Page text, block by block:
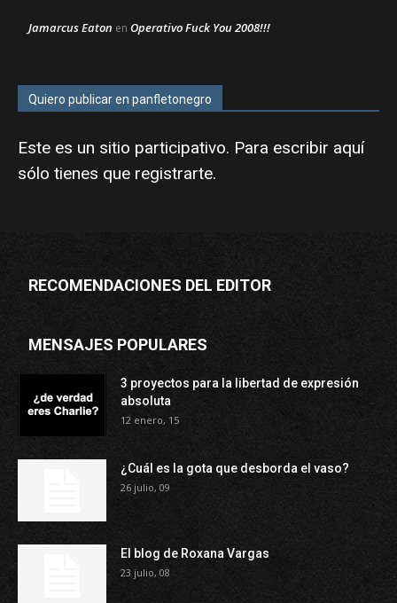
Jamarcus Eaton en Operativo Fuck You 2008!!!
Quiero publicar en panfletonegro
Este es un sitio participativo. Para escribir aquí
sólo tienes que registrarte.
RECOMENDACIONES DEL EDITOR
MENSAJES POPULARES
3 proyectos para la libertad de expresión
absoluta
12 enero, 15
¿Cuál es la gota que desborda el vaso?
26 julio, 09
El blog de Roxana Vargas
23 julio, 08